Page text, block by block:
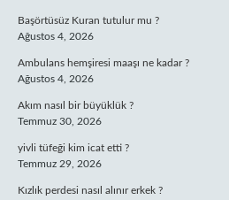
Başörtüsüz Kuran tutulur mu ?
Ağustos 4, 2026
Ambulans hemşiresi maaşı ne kadar ?
Ağustos 4, 2026
Akım nasıl bir büyüklük ?
Temmuz 30, 2026
yivli tüfeği kim icat etti ?
Temmuz 29, 2026
Kızlık perdesi nasıl alınır erkek ?